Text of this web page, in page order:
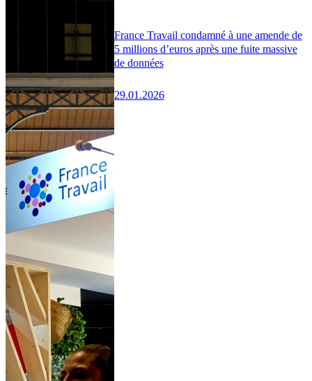
France Travail condamné à une amende de
5 millions d’euros après une fuite massive
de données
29.01.2026